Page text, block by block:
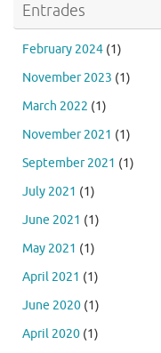
Entrades
February 2024 (1)
November 2023 (1)
March 2022 (1)
November 2021 (1)
September 2021 (1)
July 2021 (1)
June 2021 (1)
May 2021 (1)
April 2021 (1)
June 2020 (1)
April 2020 (1)